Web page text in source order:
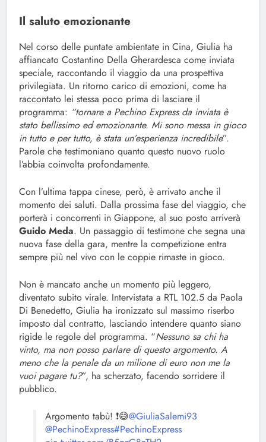
Il saluto emozionante
Nel corso delle puntate ambientate in Cina, Giulia ha
affiancato Costantino Della Gherardesca come inviata
speciale, raccontando il viaggio da una prospettiva
privilegiata. Un ritorno carico di emozioni, come ha
raccontato lei stessa poco prima di lasciare il
programma: “tornare a Pechino Express da inviata è
stato bellissimo ed emozionante. Mi sono messa in gioco
in tutto e per tutto, è stata un’esperienza incredibile”.
Parole che testimoniano quanto questo nuovo ruolo
l’abbia coinvolta profondamente.
Con l’ultima tappa cinese, però, è arrivato anche il
momento dei saluti. Dalla prossima fase del viaggio, che
porterà i concorrenti in Giappone, al suo posto arriverà
Guido Meda. Un passaggio di testimone che segna una
nuova fase della gara, mentre la competizione entra
sempre più nel vivo con le coppie rimaste in gioco.
Non è mancato anche un momento più leggero,
diventato subito virale. Intervistata a RTL 102.5 da Paola
Di Benedetto, Giulia ha ironizzato sul massimo riserbo
imposto dal contratto, lasciando intendere quanto siano
rigide le regole del programma. “Nessuno sa chi ha
vinto, ma non posso parlare di questo argomento. A
meno che la penale da un milione di euro non me la
vuoi pagare tu?”, ha scherzato, facendo sorridere il
pubblico.
Argomento tabù! ❗😅@GiuliaSalemi93
@PechinoExpress#PechinoExpress